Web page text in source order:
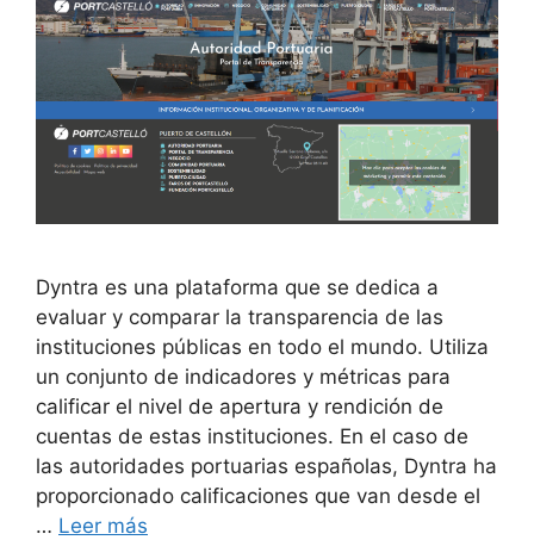
Dyntra es una plataforma que se dedica a
evaluar y comparar la transparencia de las
instituciones públicas en todo el mundo. Utiliza
un conjunto de indicadores y métricas para
calificar el nivel de apertura y rendición de
cuentas de estas instituciones. En el caso de
las autoridades portuarias españolas, Dyntra ha
proporcionado calificaciones que van desde el
… Leer más